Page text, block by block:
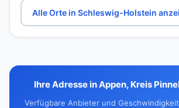
Alle Orte in Schleswig-Holstein
Ihre Adresse in Appen, Kreis
Verfügbare Anbieter und